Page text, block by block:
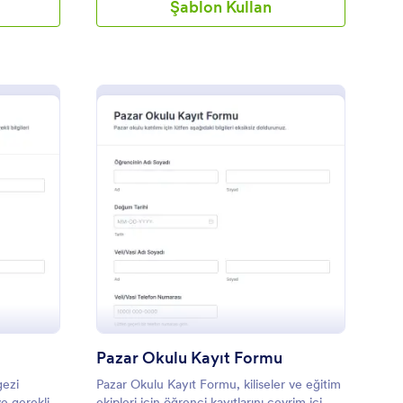
Şablon Kullan
Gezisi İzin Formu Önizleme
Pazar Okulu Kayıt Formu
Pazar Okulu Kayıt Formu, kiliseler ve eğitim